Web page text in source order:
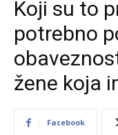
Koji su to
potrebno
žene koja
Facebook